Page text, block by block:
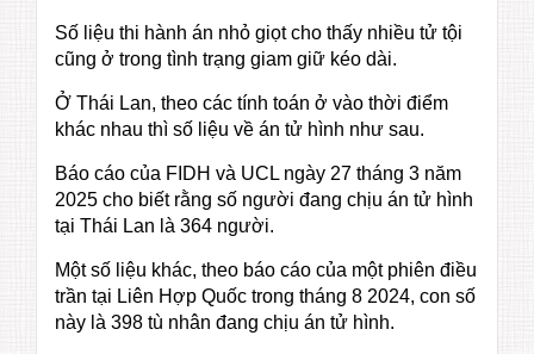
Số liệu thi hành án nhỏ giọt cho thấy nhiều tử tội
cũng ở trong tình trạng giam giữ kéo dài.
Ở Thái Lan, theo các tính toán ở vào thời điểm
khác nhau thì số liệu về án tử hình như sau.
Báo cáo của FIDH và UCL ngày 27 tháng 3 năm
2025 cho biết rằng số người đang chịu án tử hình
tại Thái Lan là 364 người.
Một số liệu khác, theo báo cáo của một phiên điều
trần tại Liên Hợp Quốc trong tháng 8 2024, con số
này là 398 tù nhân đang chịu án tử hình.